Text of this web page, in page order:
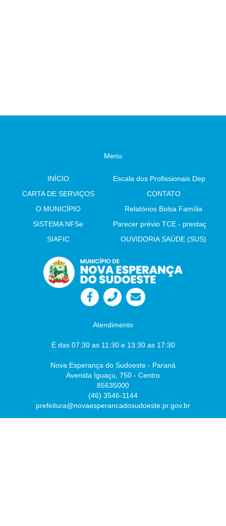
Menu
INÍCIO
Escala dos Profissionais Departamento De Saúde
CARTA DE SERVIÇOS
CONTATO
O MUNICÍPIO
Relatórios Bolsa Família
SISTEMA NFSe
Parecer prévio TCE - prestação de contas
SIAFIC
OUVIDORIA SAÚDE (SUS)
Atendimento
É das 07:30 as 11:30 e 13:30 as 17:30
Nova Esperança do Sudoeste - Paraná
Avenida Iguaçu, 750 - Centro
85635000
(46) 3546-1144
prefeitura@novaesperancadosudoeste.pr.gov.br